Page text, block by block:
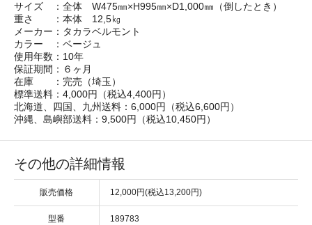
サイズ ：全体 W475㎜×H995㎜×D1,000㎜（倒したとき）
重さ ：本体 12,5㎏
メーカー：タカラベルモント
カラー ：ベージュ
使用年数：10年
保証期間：６ヶ月
在庫 ：完売（埼玉）
標準送料：4,000円（税込4,400円）
北海道、四国、九州送料：6,000円（税込6,600円）
沖縄、島嶼部送料：9,500円（税込10,450円）
その他の詳細情報
販売価格 12,000円(税込13,200円)
型番 189783